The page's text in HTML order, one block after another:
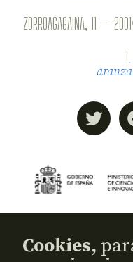
ZORROAGAGAINA, 11 —
T.
Cookies,